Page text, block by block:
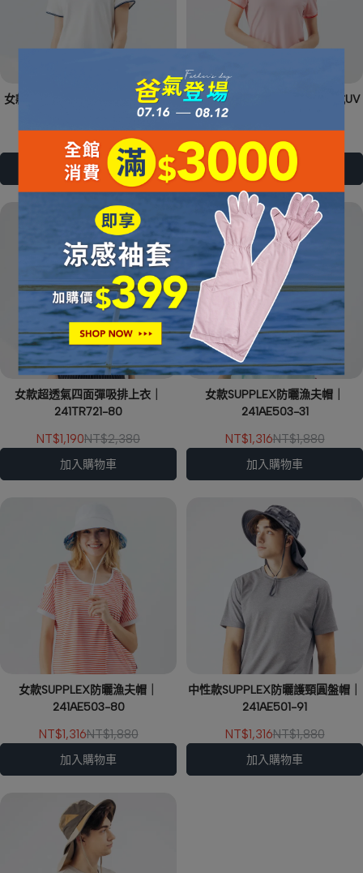
女款Polartec Delta消臭吸排抗UV
上衣｜241TR803-80
NT$1,290NT$2,580
加入購物車
女款Polartec Delta消臭吸排抗UV
上衣｜241TR803-12
NT$1,290NT$2,580
加入購物車
女款超透氣四面彈吸排上衣｜
241TR721-80
NT$1,190NT$2,380
加入購物車
女款SUPPLEX防曬漁夫帽｜
241AE503-31
NT$1,316NT$1,880
加入購物車
女款SUPPLEX防曬漁夫帽｜
241AE503-80
NT$1,316NT$1,880
加入購物車
中性款SUPPLEX防曬護頸圓盤帽｜
241AE501-91
NT$1,316NT$1,880
加入購物車